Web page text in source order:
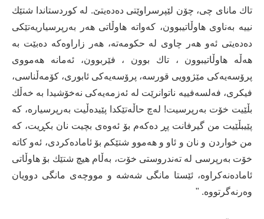
تاك مانای چی، چۆن لێپرسراوێتی ده‌ده‌یتێ. له‌ كوردستاندا شتێك
نییه‌ به‌ناوی هاوڵاتیبوون، كه‌واته‌ هاوڵاتی هه‌ر به‌رپرسیاریه‌تێكی
ده‌ده‌یتی ئه‌و هه‌ر چاوی له‌ حكومه‌ته‌، هه‌ر زاراوه‌كه‌ ده‌بێت به‌
هه‌ڵه هاوڵاتیبوون ، تاك بوون ، فێربوون، ئه‌مانه‌ هه‌مووی
پرۆسه‌یه‌كی مێژوویی قورسه‌، پرۆسه‌یه‌كی ئابوری، كۆمه‌ڵناسی،
فیكری، فه‌لسه‌فییه‌ ناتوانرێت له‌ ئه‌زمه‌یه‌كی نه‌خۆشیدا به‌ خه‌ڵك
بڵێیت خۆت به‌رپرسیت! له‌چ حاڵه‌تێكدا پێیده‌ڵیت به‌رپرسیاره،‌ كه‌
پێیبڵێیت من گیرفانت پڕ ده‌كه‌م بۆ ئه‌وه‌ی بچیت نان بكڕیت، كه‌
من خواردن و نان و ئاو و هه‌موو شتێكم بۆ ئاماده‌كردی، ئه‌و كاته‌
خۆت به‌رپرسی له‌ ته‌ندروستی خۆت، به‌ڵام هیچ شتێك بۆ هاوڵاتی
ئاماده‌نه‌كراوه‌، ئێستا مانگی شه‌شه‌ و مووچه‌ی مانگی دوویان
وه‌رنه‌گرتووه‌. "